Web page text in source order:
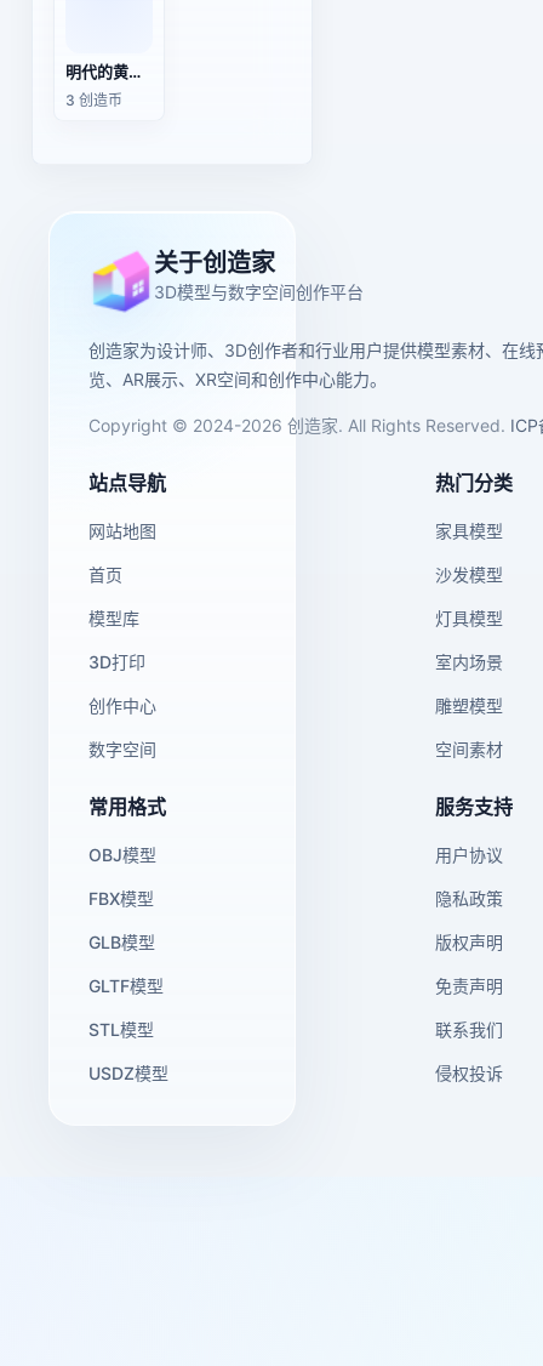
明代的黄釉龙纹瓦当
3 创造币
关于创造家
3D模型与数字空间创作平台
创造家为设计师、3D创作者和行业用户提供模型素材、在线
览、AR展示、XR空间和创作中心能力。
Copyright © 2024-2026 创造家. All Rights Reserved. ICP
站点导航
网站地图
首页
模型库
3D打印
创作中心
数字空间
热门分类
家具模型
沙发模型
灯具模型
室内场景
雕塑模型
空间素材
常用格式
OBJ模型
FBX模型
GLB模型
GLTF模型
STL模型
USDZ模型
服务支持
用户协议
隐私政策
版权声明
免责声明
联系我们
侵权投诉